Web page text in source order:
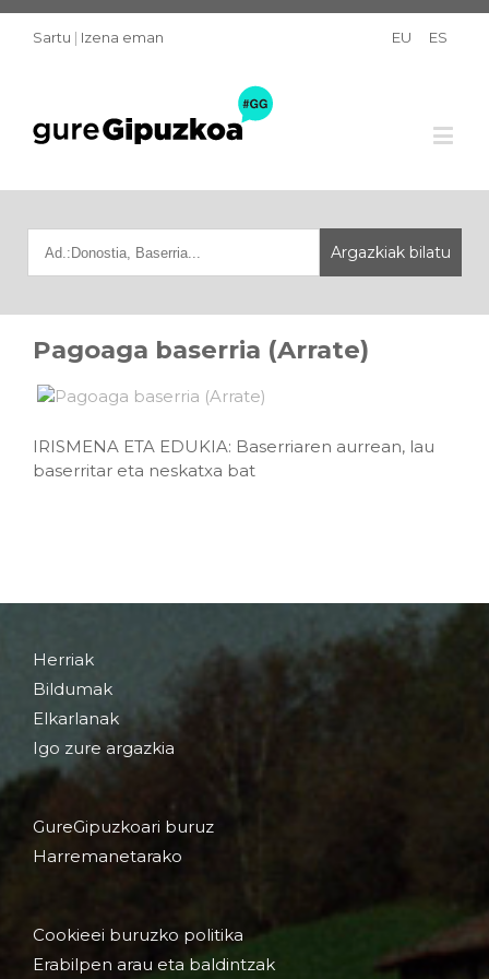
Sartu | Izena eman EU ES
Pagoaga baserria (Arrate)
IRISMENA ETA EDUKIA: Baserriaren aurrean, lau
baserritar eta neskatxa bat
Herriak
Bildumak
Elkarlanak
Igo zure argazkia
GureGipuzkoari buruz
Harremanetarako
Cookieei buruzko politika
Erabilpen arau eta baldintzak